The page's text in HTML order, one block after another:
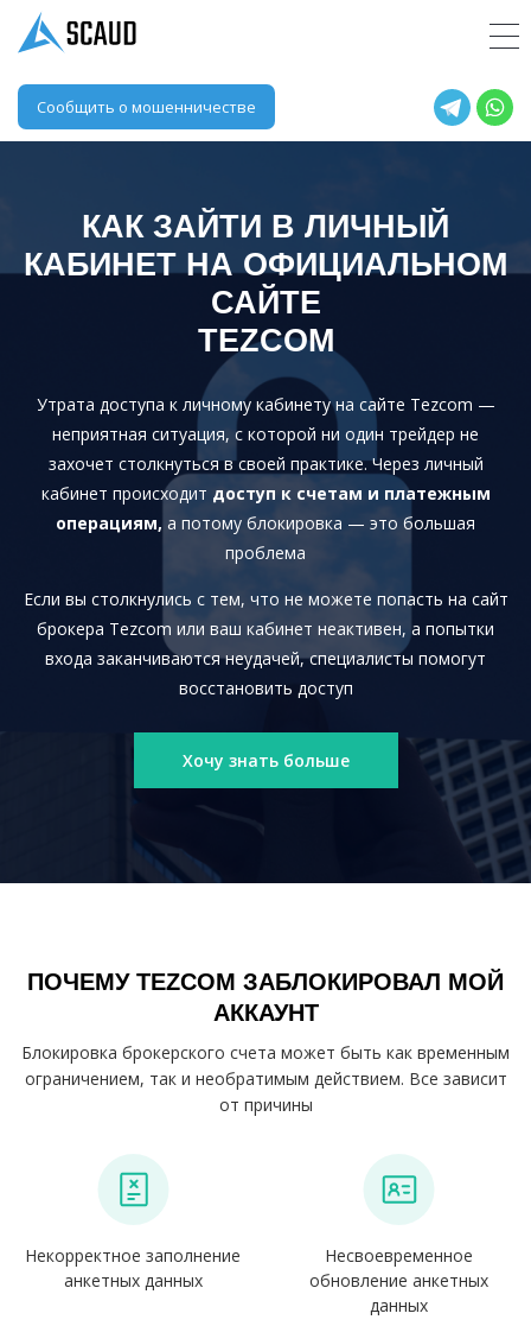
Сообщить о мошенничестве
КАК ЗАЙТИ В ЛИЧНЫЙ
КАБИНЕТ НА ОФИЦИАЛЬНОМ
САЙТЕ
TEZCOM
Утрата доступа к личному кабинету на сайте Tezcom —
неприятная ситуация, с которой ни один трейдер не
захочет столкнуться в своей практике. Через личный
кабинет происходит доступ к счетам и платежным
операциям, а потому блокировка — это большая
проблема
Если вы столкнулись с тем, что не можете попасть на сайт
брокера Tezcom или ваш кабинет неактивен, а попытки
входа заканчиваются неудачей, специалисты помогут
восстановить доступ
Хочу знать больше
ПОЧЕМУ TEZCOM ЗАБЛОКИРОВАЛ МОЙ
АККАУНТ
Блокировка брокерского счета может быть как временным
ограничением, так и необратимым действием. Все зависит
от причины
Некорректное заполнение
анкетных данных
Несвоевременное
обновление анкетных
данных